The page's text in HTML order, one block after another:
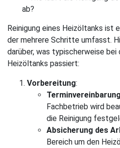
Reinigung eines Heizöltanks ist
der mehrere Schritte umfasst.
darüber, was typischerweise bei
Heizöltanks passiert:
Vorbereitung:
Fachbetrieb wird
die Reinigung
Absicherung des
Bereich um den